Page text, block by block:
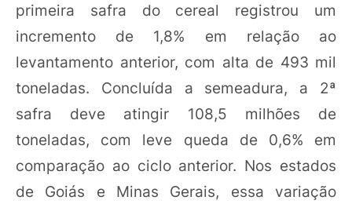
primeira safra do cereal registrou um
incremento de 1,8% em relação ao
levantamento anterior, com alta de 493 mil
toneladas. Concluída a semeadura, a 2ª
safra deve atingir 108,5 milhões de
toneladas, com leve queda de 0,6% em
comparação ao ciclo anterior. Nos estados
de Goiás e Minas Gerais, essa variação